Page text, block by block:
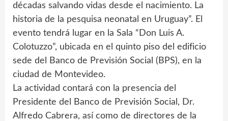
décadas salvando vidas desde el nacimiento. La
historia de la pesquisa neonatal en Uruguay”. El
evento tendrá lugar en la Sala “Don Luis A.
Colotuzzo”, ubicada en el quinto piso del edificio
sede del Banco de Previsión Social (BPS), en la
ciudad de Montevideo.
La actividad contará con la presencia del
Presidente del Banco de Previsión Social, Dr.
Alfredo Cabrera, así como de directores de la